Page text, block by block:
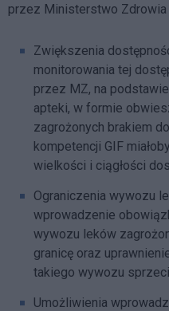
przez Ministerstwo Zdrowia
Zwiększenia
monitorowania tej
przez MZ, na
apteki, w formie
zagrożonych brakiem
kompetencji GIF
wielkości i ciągłości
Ograniczenia wywozu
wprowadzenie
wywozu leków
granicę oraz
takiego wywozu
Umożliwienia